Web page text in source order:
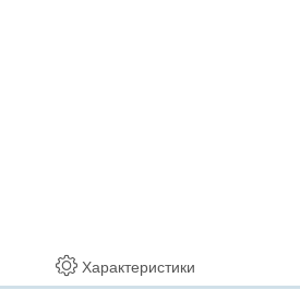
Характеристики